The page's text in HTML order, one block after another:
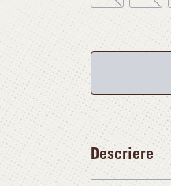
Descriere